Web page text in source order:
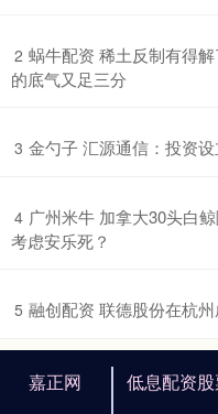
2 蜗牛配资 稀土反制有得
的底气又足三分
3 金勺子 汇源通信：投资
4 广州米牛 加拿大30头白
考虑安乐死？
5 融创配资 联德股份在杭
嘉正网 低息配资